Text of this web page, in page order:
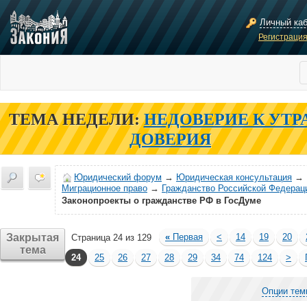
Личный
ТЕМА НЕДЕЛИ: НЕДОВЕРИЕ К
ДОВЕРИЯ
Юридический форум → Юридическая консультация →
Миграционное право → Гражданство Российской
Законопроекты о гражданстве РФ в ГосДуме
Закрытая
тема
Страница 24 из 129 « Первая < 14 19 20
24
25 26 27 28 29 34 74 124 >
Опции